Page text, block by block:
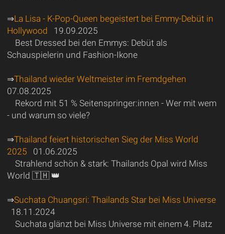
⇒La Lisa - K-Pop-Queen begeistert bei Emmy-Debüt in
Hollywood 19.09.2025
Best Dressed bei den Emmys: Debüt als
Schauspielerin und Fashion-Ikone
⇒Thailand wieder Weltmeister im Fremdgehen
07.08.2025
Rekord mit 51 % Seitenspringer:innen - Wer mit wem
- und warum so viele?
⇒Thailand feiert historischen Sieg der Miss World
2025 01.06.2025
Strahlend schön & stark: Thailands Opal wird Miss
World 🇹🇭 👑
⇒Suchata Chuangsri: Thailands Star bei Miss Universe
18.11.2024
Suchata glänzt bei Miss Universe mit einem 4. Platz